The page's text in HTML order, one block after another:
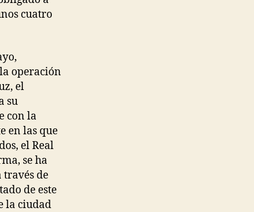
cuatro
operación
el
su
con la
en las que
el Real
se ha
de
de este
la ciudad